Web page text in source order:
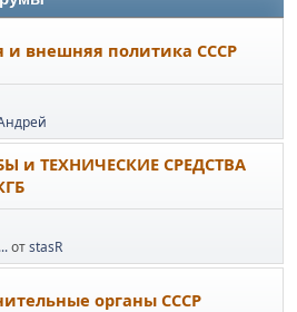
и внешняя политика СССР
и ТЕХНИЧЕСКИЕ СРЕДСТВА
отstasR
органы СССР